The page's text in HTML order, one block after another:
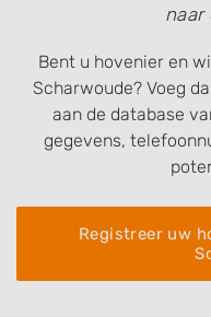
naar
Bent u hovenier en
Scharwoude? Voeg
aan de database
gegevens,
Registreer uw